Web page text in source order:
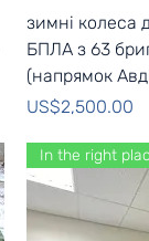
зимні колеса
БПЛА з 63
(напрямок
Price
US$2,500.00
In the right